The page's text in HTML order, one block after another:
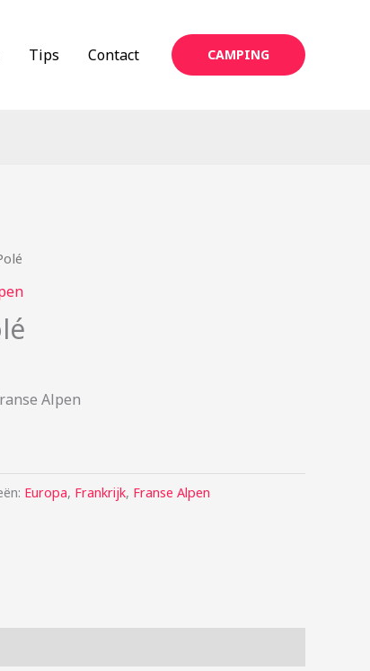
Tips Contact CAMPING
Alpen
Europa, Frankrijk, Franse Alpen